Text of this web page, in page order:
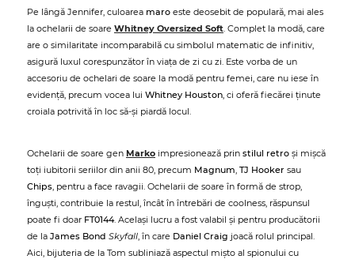
Pe lângă Jennifer, culoarea maro este deosebit de populară, mai ales
la ochelarii de soare Whitney Oversized Soft. Complet la modă, care
are o similaritate incomparabilă cu simbolul matematic de infinitiv,
asigură luxul corespunzător în viața de zi cu zi. Este vorba de un
accesoriu de ochelari de soare la modă pentru femei, care nu iese în
evidență, precum vocea lui Whitney Houston, ci oferă fiecărei ținute
croiala potrivită în loc să-și piardă locul.
Ochelarii de soare gen Marko impresionează prin stilul retro și mișcă
toți iubitorii seriilor din anii 80, precum Magnum, TJ Hooker sau
Chips, pentru a face ravagii. Ochelarii de soare în formă de strop,
înguști, contribuie la restul, încât în întrebări de coolness, răspunsul
poate fi doar FT0144. Același lucru a fost valabil și pentru producătorii
de la James Bond Skyfall, în care Daniel Craig joacă rolul principal.
Aici, bijuteria de la Tom subliniază aspectul mișto al spionului cu